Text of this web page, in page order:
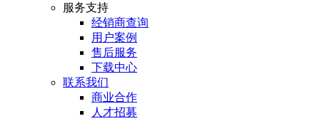
服务支持
经销商查询
用户案例
售后服务
下载中心
联系我们
商业合作
人才招募